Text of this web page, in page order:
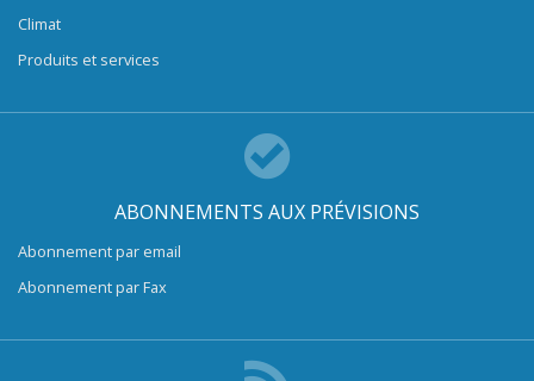
Climat
Produits et services
ABONNEMENTS AUX PRÉVISIONS
Abonnement par email
Abonnement par Fax